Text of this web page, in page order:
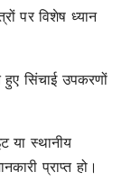
पर विशेष ध्यान
सिंचाई उपकरणों
या स्थानीय
प्राप्त हो।